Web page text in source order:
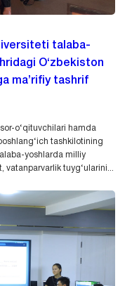
talaba-
O‘zbekiston
ma’rifiy tashrif
o‘qituvchilari hamda
tashkilotining
yoshlarda milliy
tuyg‘ularini...